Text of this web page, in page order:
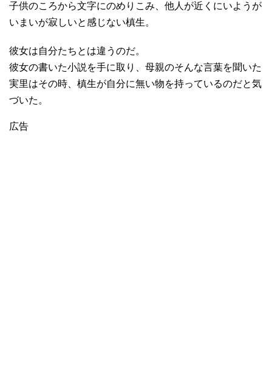
子供のころから文字にのめりこみ、他人が近くにいようが
いまいが寂しいと感じない槙生。
彼女は自分たちとは違うのだ。
彼女の書いた小説を手に取り、母親のそんな言葉を聞いた
実里はその時、槙生が自分に無い物を持っているのだと気
づいた。
広告